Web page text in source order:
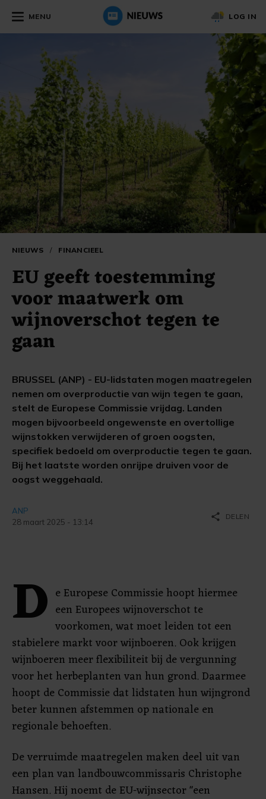
MENU LOG IN
NIEUWS / FINANCIEEL
EU geeft toestemming
voor maatwerk om
wijnoverschot tegen te
gaan
BRUSSEL (ANP) - EU-lidstaten mogen maatregelen
nemen om overproductie van wijn tegen te gaan,
stelt de Europese Commissie vrijdag. Landen
mogen bijvoorbeeld ongewenste en overtollige
wijnstokken verwijderen of groen oogsten,
specifiek bedoeld om overproductie tegen te gaan.
Bij het laatste worden onrijpe druiven voor de
oogst weggehaald.
ANP
28 maart 2025 - 13:14
share DELEN
D e Europese Commissie hoopt hiermee
een Europees wijnoverschot te
voorkomen, wat moet leiden tot een
stabielere markt voor wijnboeren. Ook krijgen
wijnboeren meer flexibiliteit bij de vergunning
voor het herbeplanten van hun grond. Daarmee
hoopt de Commissie dat lidstaten hun wijngrond
beter kunnen afstemmen op nationale en
regionale behoeften.
De verruimde maatregelen maken deel uit van
een plan van landbouwcommissaris Christophe
Hansen. Hij noemt de EU-wijnsector "een